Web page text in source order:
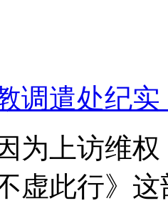
遣处纪实
为上访维
虚此行》